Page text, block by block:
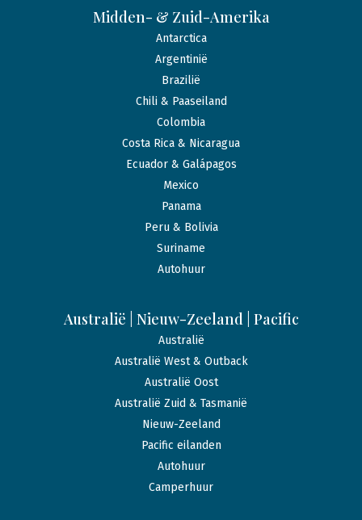
Midden- & Zuid-Amerika
Antarctica
Argentinië
Brazilië
Chili & Paaseiland
Colombia
Costa Rica & Nicaragua
Ecuador & Galápagos
Mexico
Panama
Peru & Bolivia
Suriname
Autohuur
Australië | Nieuw-Zeeland | Pacific
Australië
Australië West & Outback
Australië Oost
Australië Zuid & Tasmanië
Nieuw-Zeeland
Pacific eilanden
Autohuur
Camperhuur